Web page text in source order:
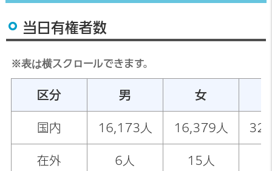
当日有権者数
※表は横スクロールできます。
区分 男 女
国内 16,173人 16,379人
在外 6人 15人